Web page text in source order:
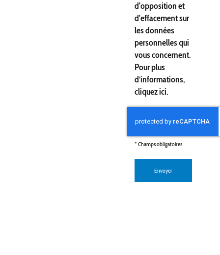
d'opposition et
d'effacement sur
les données
personnelles qui
vous concernent.
Pour plus
d’informations,
cliquezici.
* Champs obligatoires